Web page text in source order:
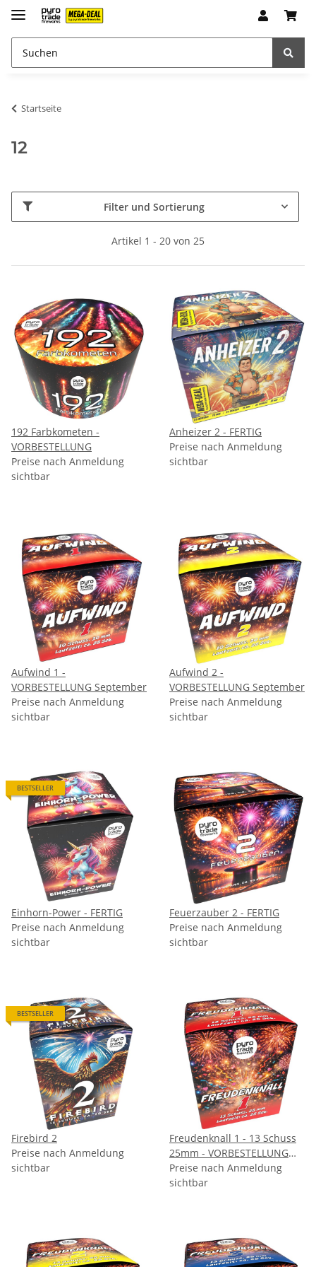
Startseite
12
Filter und Sortierung
Artikel 1 - 20 von 25
192 Farbkometen -
VORBESTELLUNG
Preise nach Anmeldung
sichtbar
Anheizer 2 - FERTIG
Preise nach Anmeldung
sichtbar
Aufwind 1 -
VORBESTELLUNG September
Preise nach Anmeldung
sichtbar
Aufwind 2 -
VORBESTELLUNG September
Preise nach Anmeldung
sichtbar
BESTSELLER
Einhorn-Power - FERTIG
Preise nach Anmeldung
sichtbar
Feuerzauber 2 - FERTIG
Preise nach Anmeldung
sichtbar
BESTSELLER
Firebird 2
Preise nach Anmeldung
sichtbar
Freudenknall 1 - 13 Schuss
25mm - VORBESTELLUNG
September
Preise nach Anmeldung
sichtbar